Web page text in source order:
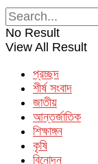
No Result
View All Result
প্রচ্ছদ
শীর্ষ সংবাদ
জাতীয়
আন্তর্জাতিক
শিক্ষাঙ্গন
কৃষি
বিনোদন